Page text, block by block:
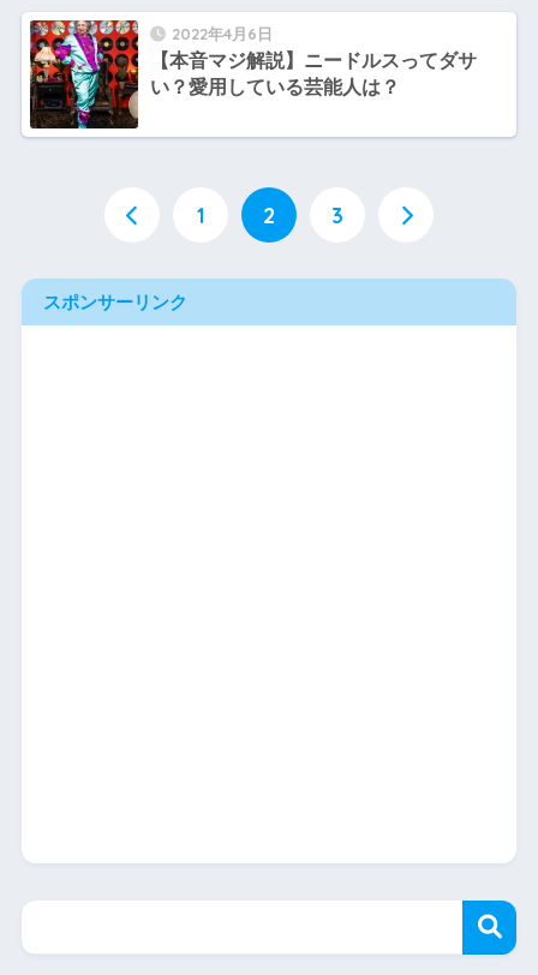
2022年4月6日
【本音マジ解説】ニードルスってダサ
い？愛用している芸能人は？
1 2 3
スポンサーリンク